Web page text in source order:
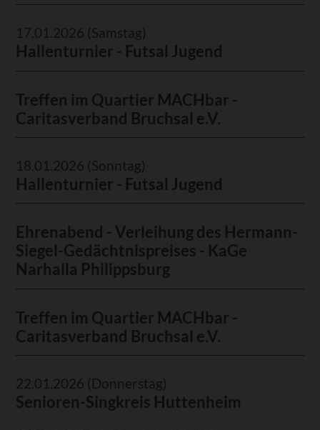
17.01.2026 (Samstag)
Hallenturnier - Futsal Jugend
Treffen im Quartier MACHbar -
Caritasverband Bruchsal e.V.
18.01.2026 (Sonntag)
Hallenturnier - Futsal Jugend
Ehrenabend - Verleihung des Hermann-
Siegel-Gedächtnispreises - KaGe
Narhalla Philippsburg
Treffen im Quartier MACHbar -
Caritasverband Bruchsal e.V.
22.01.2026 (Donnerstag)
Senioren-Singkreis Huttenheim